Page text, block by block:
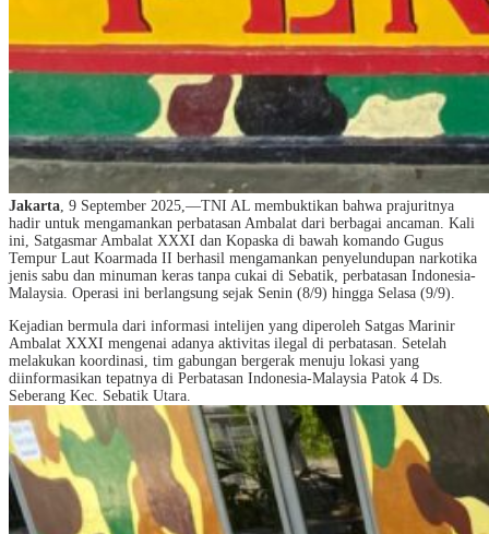
Jakarta , 9 September 2025,—TNI AL membuktikan bahwa prajuritnya
hadir untuk mengamankan perbatasan Ambalat dari berbagai ancaman. Kali
ini, Satgasmar Ambalat XXXI dan Kopaska di bawah komando Gugus
Tempur Laut Koarmada II berhasil mengamankan penyelundupan narkotika
jenis sabu dan minuman keras tanpa cukai di Sebatik, perbatasan Indonesia-
Malaysia. Operasi ini berlangsung sejak Senin (8/9) hingga Selasa (9/9).
Kejadian bermula dari informasi intelijen yang diperoleh Satgas Marinir
Ambalat XXXI mengenai adanya aktivitas ilegal di perbatasan. Setelah
melakukan koordinasi, tim gabungan bergerak menuju lokasi yang
diinformasikan tepatnya di Perbatasan Indonesia-Malaysia Patok 4 Ds.
Seberang Kec. Sebatik Utara.